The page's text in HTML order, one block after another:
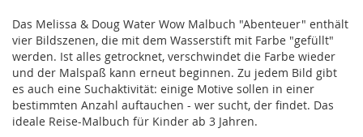
Das Melissa & Doug Water Wow Malbuch "Abenteuer" enthält
vier Bildszenen, die mit dem Wasserstift mit Farbe "gefüllt"
werden. Ist alles getrocknet, verschwindet die Farbe wieder
und der Malspaß kann erneut beginnen. Zu jedem Bild gibt
es auch eine Suchaktivität: einige Motive sollen in einer
bestimmten Anzahl auftauchen - wer sucht, der findet. Das
ideale Reise-Malbuch für Kinder ab 3 Jahren.